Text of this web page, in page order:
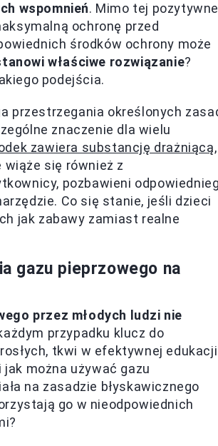
wspomnień. Mimo tej
ochronę przed
środków ochrony może
właściwe rozwiązanie?
podejścia.
przestrzegania określonych
znaczenie dla wielu
zawiera substancję drażniącą,
wiąże się również z
pozbawieni
Co się stanie, jeśli dzieci
jak zabawy zamiast realne
gazu pieprzowego na
przez młodych ludzi nie
przypadku klucz do
tkwi w efektywnej edukacji
można używać gazu
na zasadzie błyskawicznego
go w nieodpowiednich